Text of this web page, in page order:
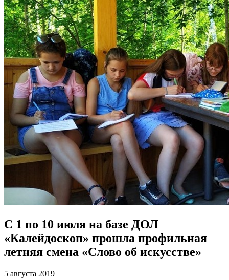
C 1 по 10 июля на базе ДОЛ
«Калейдоскоп» прошла профильная
летняя смена «Слово об искусстве»
5 августа 2019